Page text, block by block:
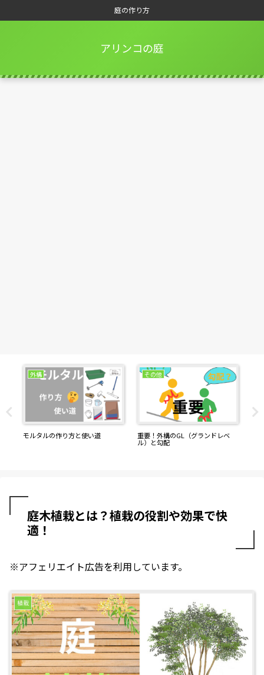
庭の作り方
アリンコの庭
外構
モルタルの作り方と使い道
その他
重要！外構のGL（グランドレベ
ル）と勾配
庭木植栽とは？植栽の役割や効果で快
適！
※アフェリエイト広告を利用しています。
植栽